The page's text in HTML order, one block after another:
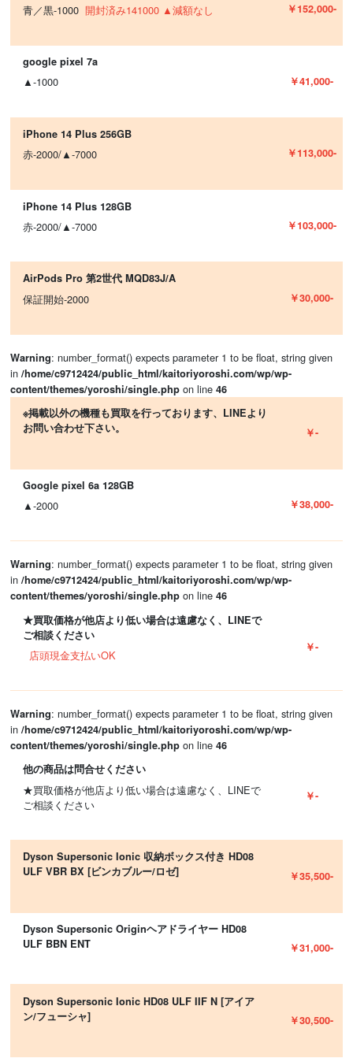
青／黒-1000 開封済み141000 ▲減額なし ￥152,000-
google pixel 7a
▲-1000 ￥41,000-
iPhone 14 Plus 256GB
赤-2000/▲-7000 ￥113,000-
iPhone 14 Plus 128GB
赤-2000/▲-7000 ￥103,000-
AirPods Pro 第2世代 MQD83J/A
保証開始-2000 ￥30,000-
Warning: number_format() expects parameter 1 to be float, string given
in /home/c9712424/public_html/kaitoriyoroshi.com/wp/wp-
content/themes/yoroshi/single.phpon line 46
※掲載以外の機種も買取を行っております、LINEより
お問い合わせ下さい。
￥-
Google pixel 6a 128GB
▲-2000 ￥38,000-
Warning: number_format() expects parameter 1 to be float, string given
in /home/c9712424/public_html/kaitoriyoroshi.com/wp/wp-
content/themes/yoroshi/single.phpon line 46
★買取価格が他店より低い場合は遠慮なく、LINEで
ご相談ください
店頭現金支払いOK
￥-
Warning: number_format() expects parameter 1 to be float, string given
in /home/c9712424/public_html/kaitoriyoroshi.com/wp/wp-
content/themes/yoroshi/single.phpon line 46
他の商品は問合せください
★買取価格が他店より低い場合は遠慮なく、LINEで
ご相談ください
￥-
Dyson Supersonic Ionic 収納ボックス付き HD08
ULF VBR BX [ビンカブルー/ロゼ]
￥35,500-
Dyson Supersonic Originヘアドライヤー HD08
ULF BBN ENT
￥31,000-
Dyson Supersonic Ionic HD08 ULF IIF N [アイア
ン/フューシャ]
￥30,500-